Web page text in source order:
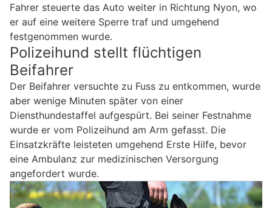
Fahrer steuerte das Auto weiter in Richtung Nyon, wo
er auf eine weitere Sperre traf und umgehend
festgenommen wurde.
Polizeihund stellt flüchtigen
Beifahrer
Der Beifahrer versuchte zu Fuss zu entkommen, wurde
aber wenige Minuten später von einer
Diensthundestaffel aufgespürt. Bei seiner Festnahme
wurde er vom Polizeihund am Arm gefasst. Die
Einsatzkräfte leisteten umgehend Erste Hilfe, bevor
eine Ambulanz zur medizinischen Versorgung
angefordert wurde.